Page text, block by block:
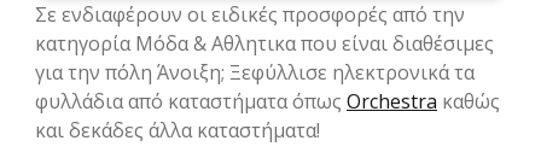
Σε ενδιαφέρουν οι ειδικές προσφορές από την
κατηγορία Μόδα & Aθλητικα που είναι διαθέσιμες
για την πόλη Άνοιξη; Ξεφύλλισε ηλεκτρονικά τα
φυλλάδια από καταστήματα όπως Orchestra καθώς
και δεκάδες άλλα καταστήματα!